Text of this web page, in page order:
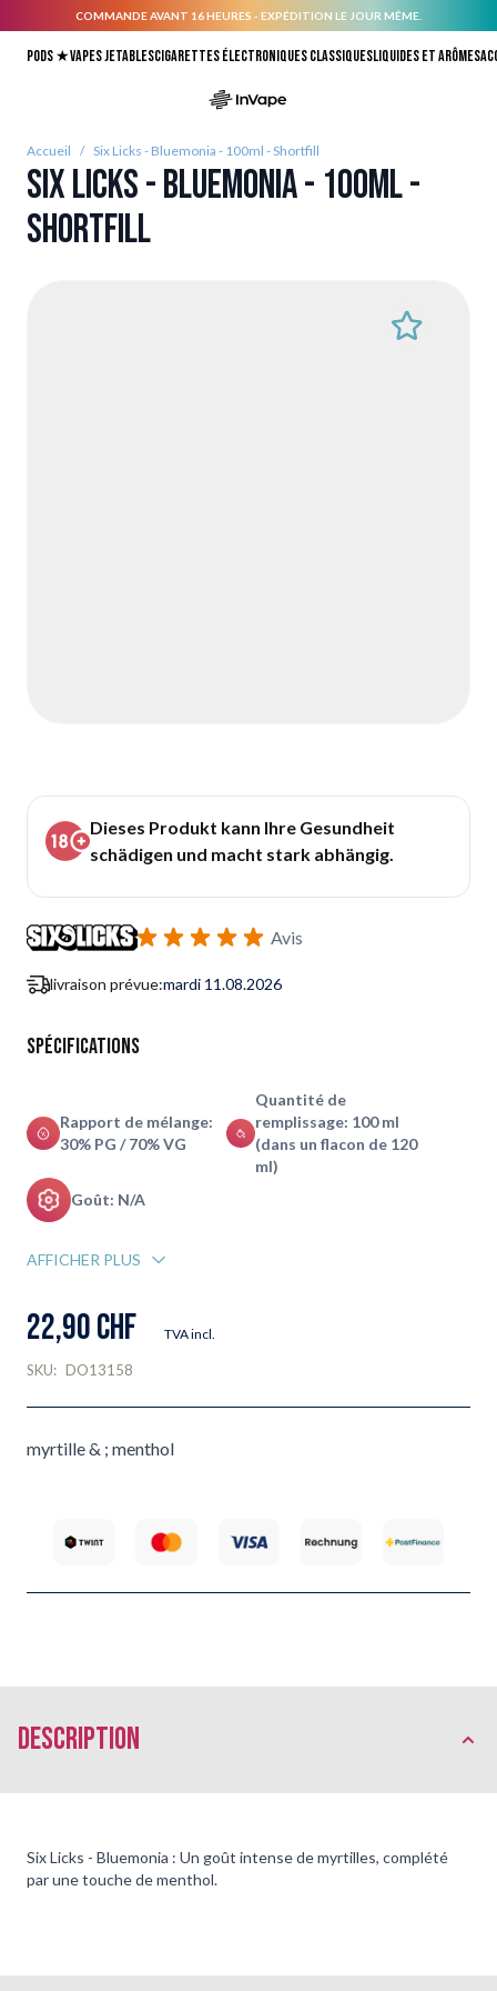
COMMANDE AVANT 16 HEURES - EXPÉDITION LE JOUR MÊME.
Pods ★Vapes jetablesCigarettes électroniques classiquesLiquides et arômes
Accueil / Six Licks - Bluemonia - 100ml - Shortfill
Six Licks - Bluemonia - 100ml -
Shortfill
Dieses Produkt kann Ihre Gesundheit
schädigen und macht stark abhängig.
Avis
livraison prévue:mardi 11.08.2026
Spécifications
Rapport de mélange:
30% PG / 70% VG
Quantité de
remplissage: 100 ml
(dans un flacon de 120
ml)
Goût: N/A
AFFICHER PLUS
22,90 CHF TVA incl.
SKU: DO13158
myrtille & ; menthol
Description
Six Licks - Bluemonia : Un goût intense de myrtilles, complété
par une touche de menthol.